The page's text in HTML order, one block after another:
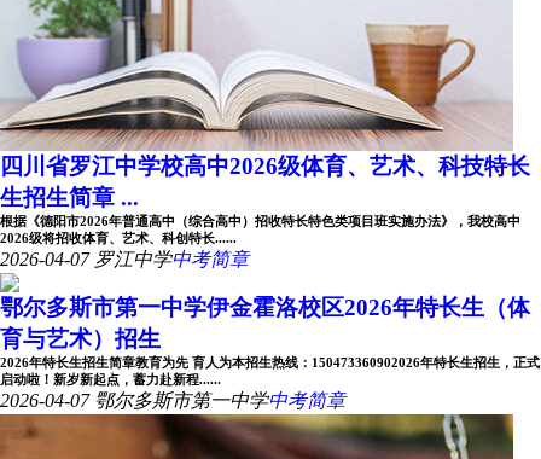
四川省罗江中学校高中2026级体育、艺术、科技特长
生招生简章 ...
根据《德阳市2026年普通高中（综合高中）招收特长特色类项目班实施办法》，我校高中
2026级将招收体育、艺术、科创特长......
2026-04-07 罗江中学中考简章
鄂尔多斯市第一中学伊金霍洛校区2026年特长生（体
育与艺术）招生
2026年特长生招生简章教育为先 育人为本招生热线：150473360902026年特长生招生，正式
启动啦！新岁新起点，蓄力赴新程......
2026-04-07 鄂尔多斯市第一中学中考简章